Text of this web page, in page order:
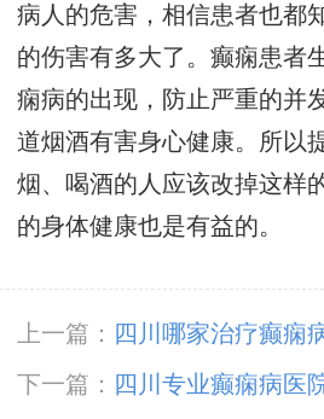
病人的危害，相信患者也都
的伤害有多大了。癫痫患者
痫病的出现，防止严重的并
道烟酒有害身心健康。所以
烟、喝酒的人应该改掉这样
的身体健康也是有益的。
上一篇：
四川哪家治疗癫痫
该怎么办?
下一篇：
四川专业癫痫病医